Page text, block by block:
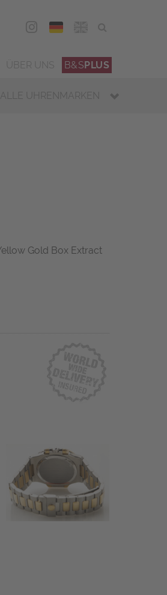
DEU
B&SPLUS
ALLE UHRENMARKEN
Gold Box Extract